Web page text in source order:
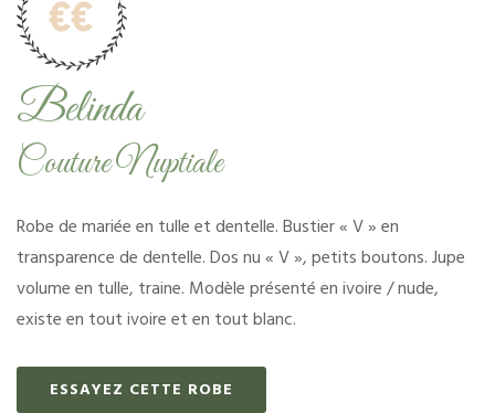
Belinda
Couture Nuptiale
Robe de mariée en tulle et dentelle.Bustier « V » en
transparence de dentelle.Dos nu « V », petits boutons.Jupe
volume en tulle, traine. Modèle présenté en ivoire / nude,
existe en tout ivoire et en tout blanc.
ESSAYEZ CETTE ROBE